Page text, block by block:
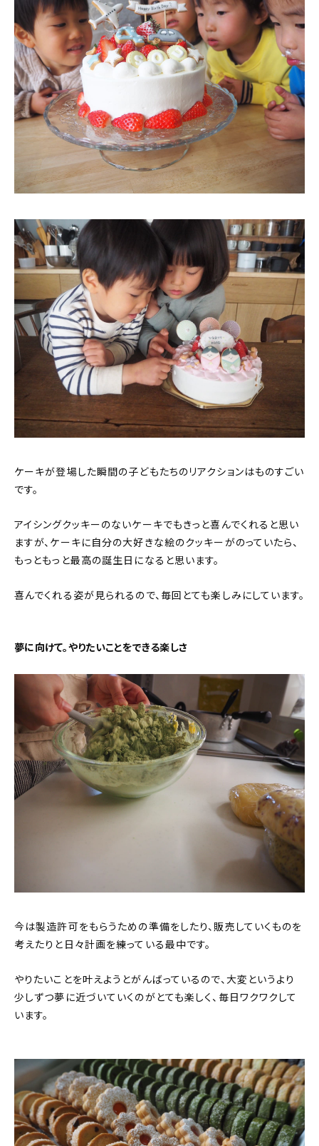
ケーキが登場した瞬間の子どもたちのリアクションはものすごい
です。
アイシングクッキーのないケーキでもきっと喜んでくれると思い
ますが、ケーキに自分の大好きな絵のクッキーがのっていたら、
もっともっと最高の誕生日になると思います。
喜んでくれる姿が見られるので、毎回とても楽しみにしています。
夢に向けて。やりたいことをできる楽しさ
今は製造許可をもらうための準備をしたり、販売していくものを
考えたりと日々計画を練っている最中です。
やりたいことを叶えようとがんばっているので、大変というより
少しずつ夢に近づいていくのがとても楽しく、毎日ワクワクして
います。